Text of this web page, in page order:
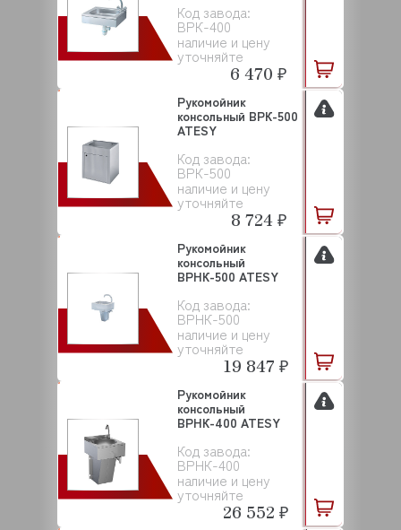
Код завода:
ВРК-400
наличие и цену
уточняйте
6 470 ₽
Код завода:
ВРК-500
наличие и цену
уточняйте
Рукомойник
консольный ВРК-500
ATESY
8 724 ₽
Код завода:
ВРНК-500
наличие и цену
уточняйте
Рукомойник
консольный
ВРНК-500 ATESY
19 847 ₽
Код завода:
ВРНК-400
наличие и цену
уточняйте
Рукомойник
консольный
ВРНК-400 ATESY
26 552 ₽